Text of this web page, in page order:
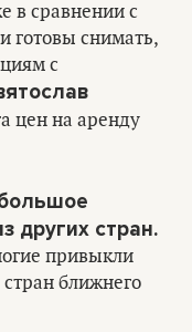
в сравнении с
готовы снимать,
с
цен на аренду
других стран.
привыкли
ближнего